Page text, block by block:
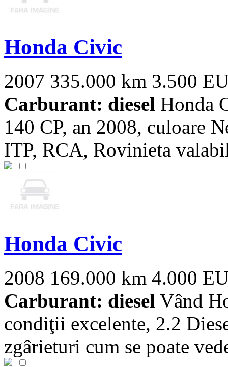
Honda Civic
2007 335.000 km 3.500
Carburant: diesel Honda
140 CP, an 2008, culoare
ITP, RCA, Rovinieta
Honda Civic
2008 169.000 km 4.000
Carburant: diesel Vând
condiţii excelente, 2.2
zgârieturi cum se poate